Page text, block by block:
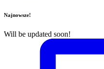
Najnowsze!
Will be updated soon!